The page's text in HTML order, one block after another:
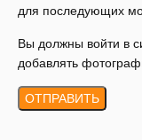
для последующих
Вы должны войти в
добавлять